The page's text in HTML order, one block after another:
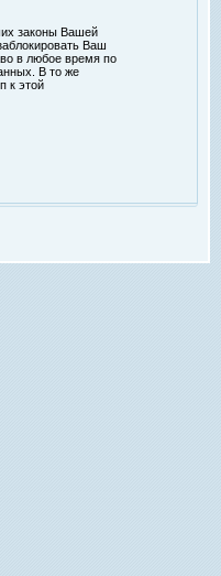
законы Вашей
Ваш
в любое время по
В то же
к этой